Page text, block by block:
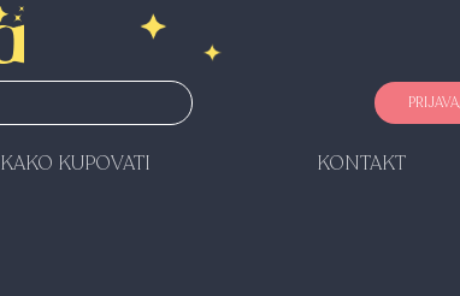
KAKO KUPOVATI KONTAKT